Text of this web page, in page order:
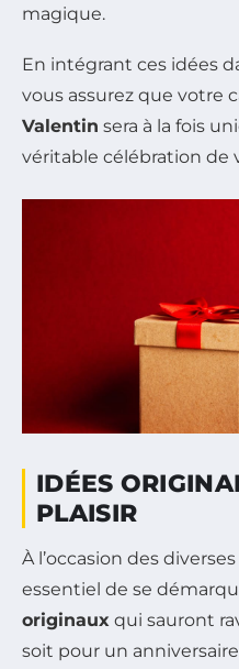
magique.
En intégrant ces idées
vous assurez que votre
Valentin sera à la fois
véritable célébration de
IDÉES
PLAISIR
À l’occasion des
essentiel de se
originaux qui sauront
soit pour un